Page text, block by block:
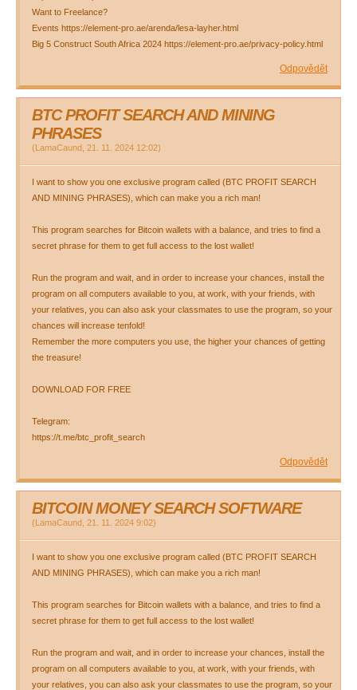
Want to Freelance?
Events https://element-pro.ae/arenda/lesa-layher.html
Big 5 Construct South Africa 2024 https://element-pro.ae/privacy-policy.html
Odpovědět
BTC PROFIT SEARCH AND MINING
PHRASES
(LamaCaund 21. 11. 2024 12:02)
I want to show you one exclusive program called (BTC PROFIT SEARCH
AND MINING PHRASES), which can make you a rich man!
This program searches for Bitcoin wallets with a balance, and tries to find a
secret phrase for them to get full access to the lost wallet!
Run the program and wait, and in order to increase your chances, install the
program on all computers available to you, at work, with your friends, with
your relatives, you can also ask your classmates to use the program, so your
chances will increase tenfold!
Remember the more computers you use, the higher your chances of getting
the treasure!
DOWNLOAD FOR FREE
Telegram:
https://t.me/btc_profit_search
Odpovědět
BITCOIN MONEY SEARCH SOFTWARE
(LamaCaund 21. 11. 2024 9:02)
I want to show you one exclusive program called (BTC PROFIT SEARCH
AND MINING PHRASES), which can make you a rich man!
This program searches for Bitcoin wallets with a balance, and tries to find a
secret phrase for them to get full access to the lost wallet!
Run the program and wait, and in order to increase your chances, install the
program on all computers available to you, at work, with your friends, with
your relatives, you can also ask your classmates to use the program, so your